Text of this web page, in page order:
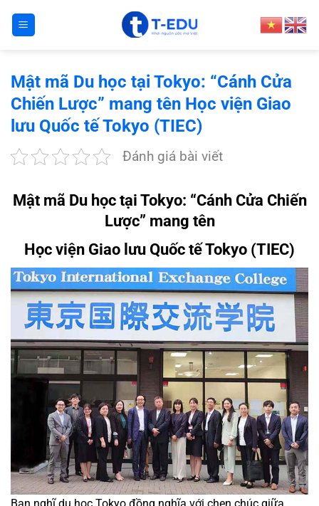
qua
Mật mã Du học tại Tokyo: “Cánh Cửa
Chiến Lược” mang tên Học viện Giao
lưu Quốc tế Tokyo (TIEC)
Đánh giá bài viết
Mật mã Du học tại Tokyo: “Cánh Cửa Chiến
Lược” mang tên
Học viện Giao lưu Quốc tế Tokyo (TIEC)